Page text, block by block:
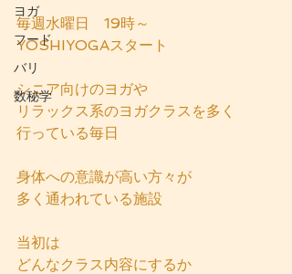
ヨガ
フード
バリ
数秘学
毎週水曜日　19時～
YOSHIYOGAスタート
シニア向けのヨガや
リラックス系のヨガクラスを多く
行っている毎日
身体への意識が高い方々が
多く通われている施設
当初は
どんなクラス内容にするか